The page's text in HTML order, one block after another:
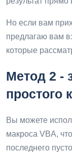
Но если вам
предлагаю вам
которые
Метод 2 -
простого
Вы можете
макроса VBA,
последнего